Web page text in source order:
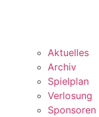
Aktuelles
Archiv
Spielplan
Verlosung
Sponsoren